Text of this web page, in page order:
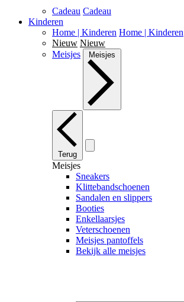
Cadeau Cadeau
Kinderen
Home | Kinderen Home | Kinderen
Nieuw Nieuw
Meisjes
Meisjes
Terug
Meisjes
Sneakers
Klittebandschoenen
Sandalen en slippers
Booties
Enkellaarsjes
Veterschoenen
Meisjes pantoffels
Bekijk alle meisjes